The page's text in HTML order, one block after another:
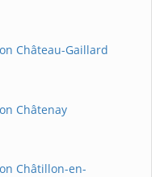
Château-Gaillard
Châtenay
Châtillon-en-